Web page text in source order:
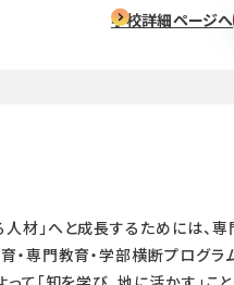
学校詳細ページへ
材」へと成長するためには、
・専門教育・学部横断プログラ